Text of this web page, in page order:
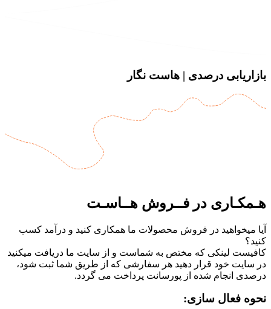
بازاریابی درصدی | هاست نگار
هـمکـاری در فــروش هــاسـت
آیا میخواهید در فروش محصولات ما همکاری کنید و درآمد کسب
کنید؟
کافیست لینکی که مختص به شماست و از سایت ما دریافت میکنید
در سایت خود قرار دهید هر سفارشی که از طریق شما ثبت شود،
درصدی انجام شده از پورسانت پرداخت می گردد.
نحوه فعال سازی: